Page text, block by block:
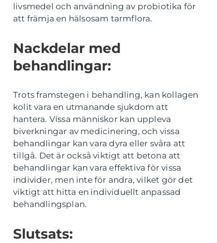
livsmedel och användning av probiotika för
att främja en hälsosam tarmflora.
Nackdelar med
behandlingar:
Trots framstegen i behandling, kan kollagen
kolit vara en utmanande sjukdom att
hantera. Vissa människor kan uppleva
biverkningar av medicinering, och vissa
behandlingar kan vara dyra eller svåra att
tillgå. Det är också viktigt att betona att
behandlingar kan vara effektiva för vissa
individer, men inte för andra, vilket gör det
viktigt att hitta en individuellt anpassad
behandlingsplan.
Slutsats: